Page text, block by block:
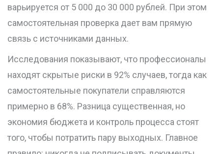
варьируется от 5 000 до 30 000 рублей. При этом
самостоятельная проверка дает вам прямую
связь с источниками данных.
Исследования показывают, что профессионалы
находят скрытые риски в 92% случаев, тогда как
самостоятельные покупатели справляются
примерно в 68%. Разница существенная, но
экономия бюджета и контроль процесса стоят
того, чтобы потратить пару выходных. Главное